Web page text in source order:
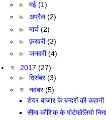
► मई (1)
► अप्रैल(2)
► मार्च (2)
► फ़रवरी(3)
► जनवरी(4)
▼ 2017 (27)
► दिसंबर(3)
▼ नवंबर(5)
शेयर बाजार के बन्दरों की कहानी
सीमा कौशिक के पोर्टफोलियो